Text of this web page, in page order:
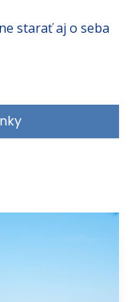
starať aj o seba